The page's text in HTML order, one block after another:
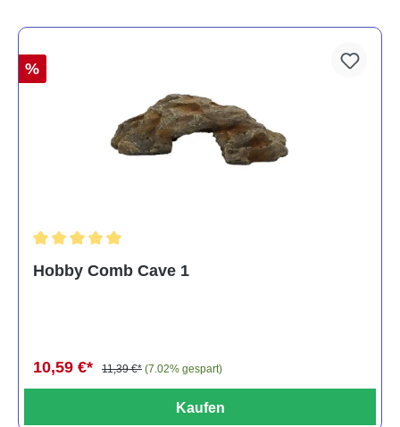
%
Durchschnittliche Bewertung von 5 von 5 Sternen
Hobby Comb Cave 1
10,59 €* 11,39 €* (7.02% gespart)
Kaufen